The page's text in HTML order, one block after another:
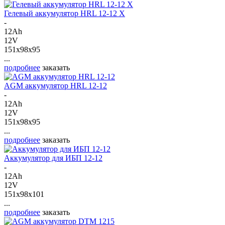
Гелевый аккумулятор HRL 12-12 X
-
12Ah
12V
151x98x95
...
подробнее заказать
AGM аккумулятор HRL 12-12
-
12Ah
12V
151x98x95
...
подробнее заказать
Аккумулятор для ИБП 12-12
-
12Ah
12V
151x98x101
...
подробнее заказать